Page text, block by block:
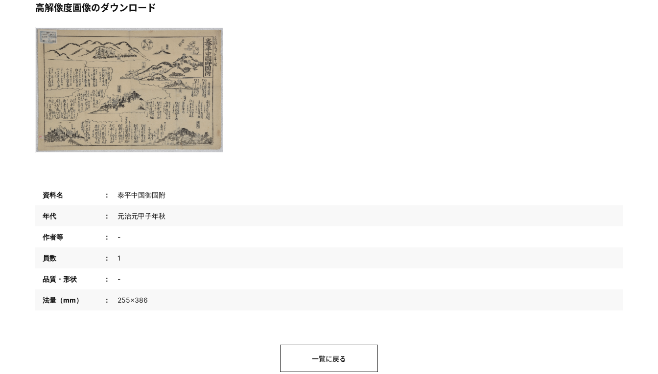
高解像度画像のダウンロード
資料名 泰平中国御固附
年代 元治元甲子年秋
作者等 -
員数 1
品質・形状 -
法量（mm） 255×386
一覧に戻る